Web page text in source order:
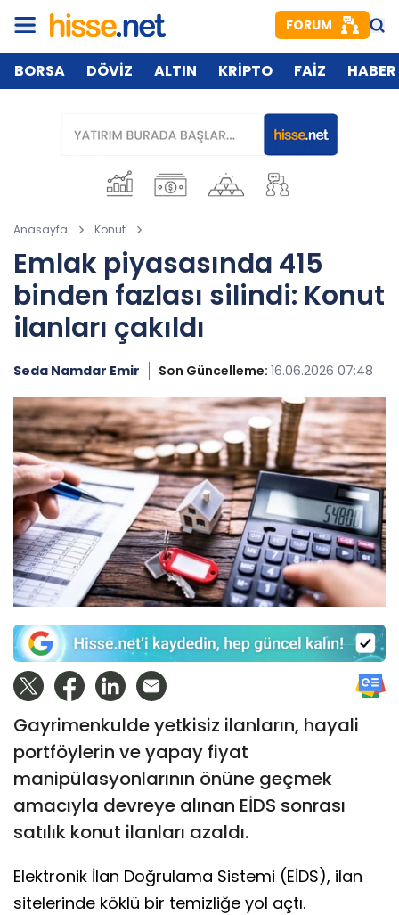
FORUM
BORSA DÖVİZ ALTIN KRİPTO FAİZ HABER
Anasayfa Konut
Emlak piyasasında 415
binden fazlası silindi: Konut
ilanları çakıldı
Seda Namdar Emir Son Güncelleme: 16.06.2026 07:48
Gayrimenkulde yetkisiz ilanların, hayali
portföylerin ve yapay fiyat
manipülasyonlarının önüne geçmek
amacıyla devreye alınan EİDS sonrası
satılık konut ilanları azaldı.
Elektronik İlan Doğrulama Sistemi (EİDS), ilan
sitelerinde köklü bir temizliğe yol açtı.